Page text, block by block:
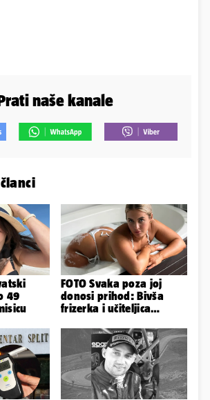
naše kanale
49
FOTO Svaka poza joj
donosi prihod: Bivša
frizerka i učiteljica
Instagram